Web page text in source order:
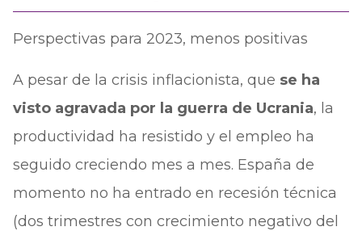
Perspectivas para 2023, menos positivas
A pesar de la crisis inflacionista, que se ha
visto agravada por la guerra de Ucrania, la
productividad ha resistido y el empleo ha
seguido creciendo mes a mes. España de
momento no ha entrado en recesión técnica
(dos trimestres con crecimiento negativo del